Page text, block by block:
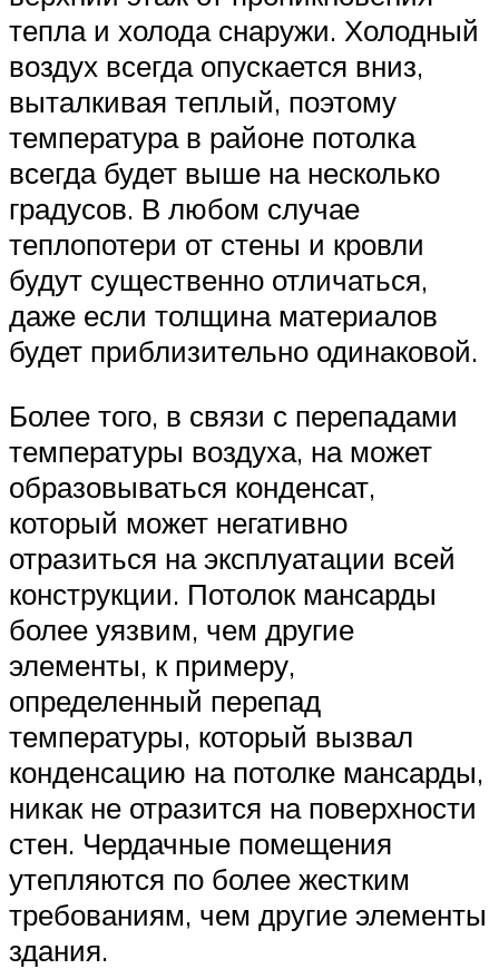
тепла и холода снаружи. Холодный
воздух всегда опускается вниз,
выталкивая теплый, поэтому
температура в районе потолка
всегда будет выше на несколько
градусов. В любом случае
теплопотери от стены и кровли
будут существенно отличаться,
даже если толщина материалов
будет приблизительно одинаковой.
Более того, в связи с перепадами
температуры воздуха, на может
образовываться конденсат,
который может негативно
отразиться на эксплуатации всей
конструкции. Потолок мансарды
более уязвим, чем другие
элементы, к примеру,
определенный перепад
температуры, который вызвал
конденсацию на потолке мансарды,
никак не отразится на поверхности
стен. Чердачные помещения
утепляются по более жестким
требованиям, чем другие элементы
здания.